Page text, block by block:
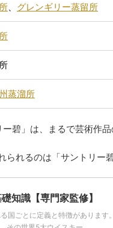
グレンギリー蒸留所
蒸溜所
碧」は、まるで芸術作
れるのは「サントリー
知識【専門家監修】
国ごとに定義と特徴がありま